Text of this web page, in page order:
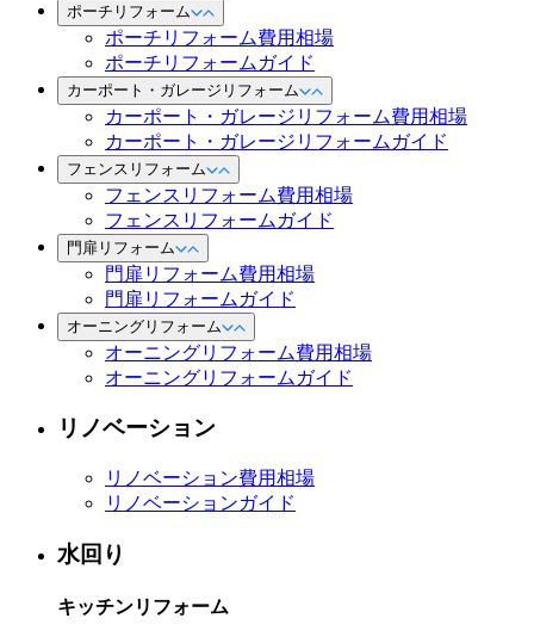
ポーチリフォーム
ポーチリフォーム費用相場
ポーチリフォームガイド
カーポート・ガレージリフォーム
カーポート・ガレージリフォーム費用相場
カーポート・ガレージリフォームガイド
フェンスリフォーム
フェンスリフォーム費用相場
フェンスリフォームガイド
門扉リフォーム
門扉リフォーム費用相場
門扉リフォームガイド
オーニングリフォーム
オーニングリフォーム費用相場
オーニングリフォームガイド
リノベーション
リノベーション費用相場
リノベーションガイド
水回り
キッチンリフォーム